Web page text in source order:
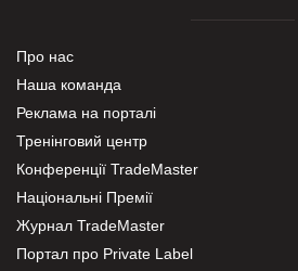
Про нас
Наша команда
Реклама на порталі
Тренінговий центр
Конференції TradeMaster
Національні Премії
Журнал TradeMaster
Портал про Private Label